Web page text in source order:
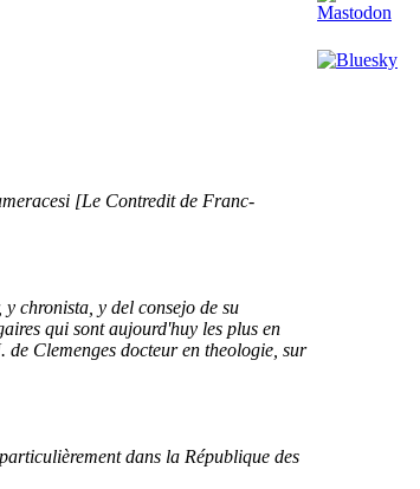
[Le Contredit de Franc-
chronista, y del consejo de su
qui sont aujourd'huy les plus en
de Clemenges docteur en theologie, sur
dans la République des